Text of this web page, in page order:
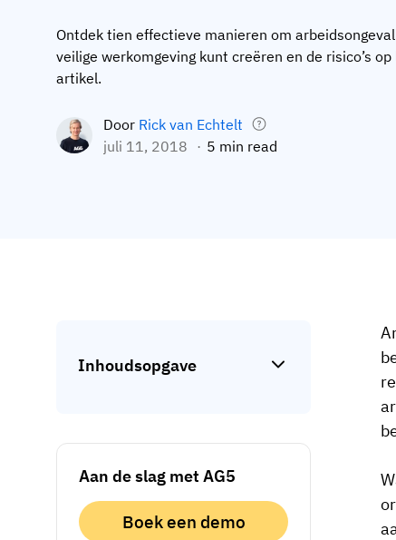
Ontdek tien effectieve manieren om
veilige werkomgeving kunt creëren en de risico’s
artikel.
Door Rick van Echtelt
juli 11, 2018
5 min read
Inhoudsopgave
Aan de slag met AG5
Boek een demo